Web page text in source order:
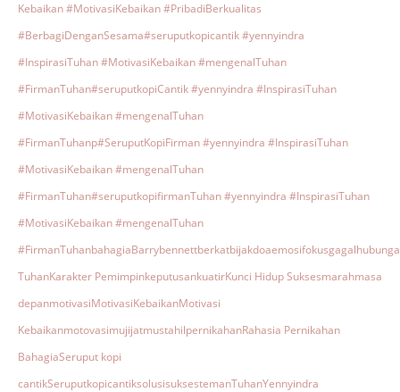
Kebaikan #MotivasiKebaikan #PribadiBerkualitas
#BerbagiDenganSesama#seruputkopicantik #yennyindra
#InspirasiTuhan #MotivasiKebaikan #mengenalTuhan
#FirmanTuhan#seruputkopiCantik #yennyindra #InspirasiTuhan
#MotivasiKebaikan #mengenalTuhan
#FirmanTuhanp#SeruputKopiFirman #yennyindra #InspirasiTuhan
#MotivasiKebaikan #mengenalTuhan
#FirmanTuhan#seruputkopifirmanTuhan #yennyindra #InspirasiTuhan
#MotivasiKebaikan #mengenalTuhan
#FirmanTuhanbahagiaBarrybennettberkatbijakdoaemosifokusgagal
TuhanKarakter PemimpinkeputusankuatirKunci Hidup Suksesmarahmasa
depanmotivasiMotivasiKebaikanMotivasi
KebaikanmotovasimujijatmustahilpernikahanRahasia Pernikahan
BahagiaSeruput kopi
cantikSeruputkopicantiksolusisuksestemanTuhanYennyindra